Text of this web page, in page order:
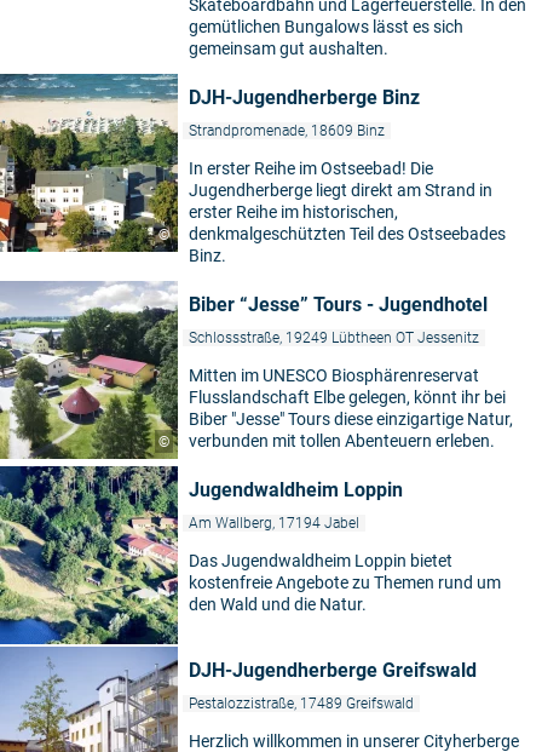
Skateboardbahn und Lagerfeuerstelle. In den
gemütlichen Bungalows lässt es sich
gemeinsam gut aushalten.
©
DJH-Jugendherberge Binz
Strandpromenade, 18609 Binz
In erster Reihe im Ostseebad! Die
Jugendherberge liegt direkt am Strand in
erster Reihe im historischen,
denkmalgeschützten Teil des Ostseebades
Binz.
©
Biber “Jesse” Tours - Jugendhotel
Schlossstraße, 19249 Lübtheen OT Jessenitz
Mitten im UNESCO Biosphärenreservat
Flusslandschaft Elbe gelegen, könnt ihr bei
Biber "Jesse" Tours diese einzigartige Natur,
verbunden mit tollen Abenteuern erleben.
Jugendwaldheim Loppin
Am Wallberg, 17194 Jabel
Das Jugendwaldheim Loppin bietet
kostenfreie Angebote zu Themen rund um
den Wald und die Natur.
DJH-Jugendherberge Greifswald
Pestalozzistraße, 17489 Greifswald
Herzlich willkommen in unserer Cityherberge